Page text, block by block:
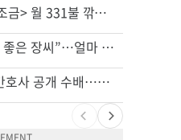
40만명 SSI<생활보조금> 월 331불 깎이나
엄마 성폭행한 “사람 좋은 장씨”…얼마 뒤 딸 배도 불러왔다
'14년째 도피' 한인 간호사 공개 수배…메디케어 사기 유죄